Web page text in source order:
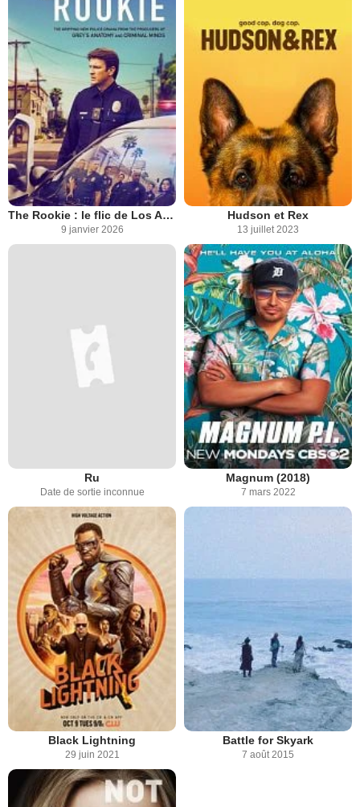
The Rookie : le flic de Los Angeles
9 janvier 2026
Hudson et Rex
13 juillet 2023
Ru
Date de sortie inconnue
Magnum (2018)
7 mars 2022
Black Lightning
29 juin 2021
Battle for Skyark
7 août 2015